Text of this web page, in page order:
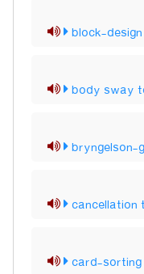
block-
body sway
bryngelson-
cancellation
card-